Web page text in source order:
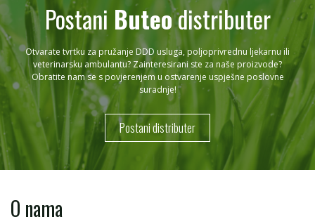
Postani Buteodistributer
Otvarate tvrtku za pružanje DDD usluga, poljoprivrednu ljekarnu ili
veterinarsku ambulantu? Zainteresirani ste za naše proizvode?
Obratite nam se s povjerenjem u ostvarenje uspješne poslovne
suradnje!
Postani distributer
O nama